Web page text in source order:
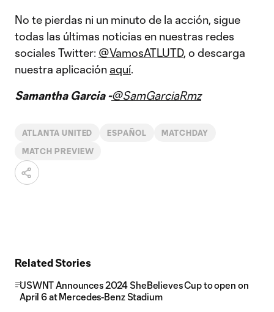
No te pierdas ni un minuto de la acción, sigue
todas las últimas noticias en nuestras redes
sociales Twitter: @VamosATLUTD, o descarga
nuestra aplicación aquí.
Samantha Garcia -@SamGarciaRmz
ATLANTA UNITED ESPAÑOL MATCHDAY
MATCH PREVIEW
Related Stories
USWNT Announces 2024 SheBelieves Cup to open on
April 6 at Mercedes-Benz Stadium